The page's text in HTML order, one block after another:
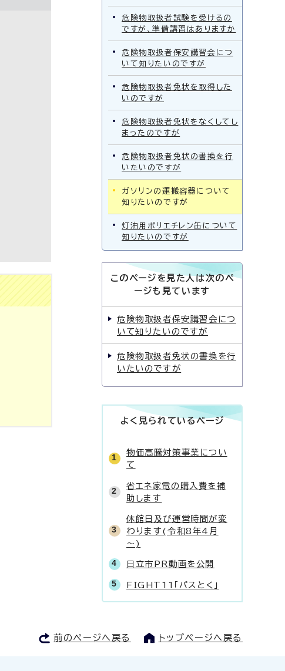
危険物取扱者試験を受けるの
ですが、準備講習はありますか
危険物取扱者保安講習会につ
いて知りたいのですが
危険物取扱者免状を取得した
いのですが
危険物取扱者免状をなくしてし
まったのですが
危険物取扱者免状の書換を行
いたいのですが
ガソリンの運搬容器について
知りたいのですが
灯油用ポリエチレン缶について
知りたいのですが
このページを見た人は次のペ
ージも見ています
危険物取扱者保安講習会につ
いて知りたいのですが
危険物取扱者免状の書換を行
いたいのですが
よく見られているページ
物価高騰対策事業につい
て
省エネ家電の購入費を補
助します
休館日及び運営時間が変
わります(令和8年4月
～)
日立市PR動画を公開
FIGHT11「パスとく」
前のページへ戻る トップページへ戻る